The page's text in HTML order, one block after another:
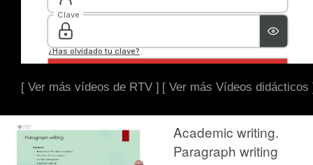
[ Ver más vídeos de RTV ] [ Ver más Vídeos didácticos
Academic writing.
Paragraph writing